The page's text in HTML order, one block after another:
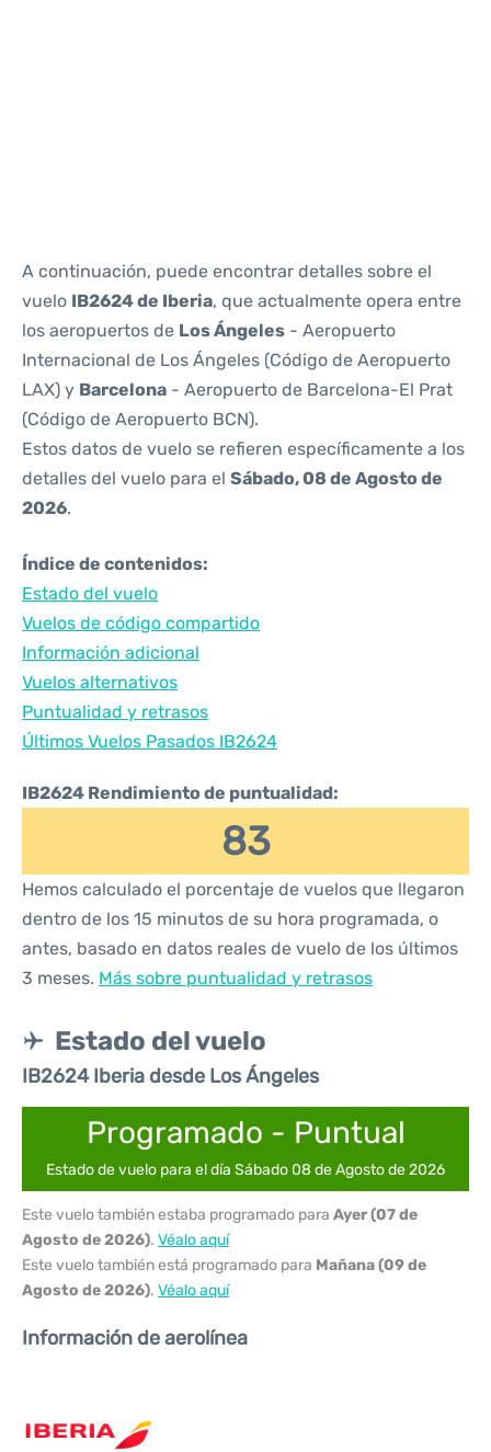
A continuación, puede encontrar detalles sobre el
vuelo IB2624 de Iberia, que actualmente opera entre
los aeropuertos de Los Ángeles - Aeropuerto
Internacional de Los Ángeles (Código de Aeropuerto
LAX) y Barcelona - Aeropuerto de Barcelona-El Prat
(Código de Aeropuerto BCN).
Estos datos de vuelo se refieren específicamente a los
detalles del vuelo para el Sábado, 08 de Agosto de
2026.
Índice de contenidos:
Estado del vuelo
Vuelos de código compartido
Información adicional
Vuelos alternativos
Puntualidad y retrasos
Últimos Vuelos Pasados IB2624
IB2624 Rendimiento de puntualidad:
83
Hemos calculado el porcentaje de vuelos que llegaron
dentro de los 15 minutos de su hora programada, o
antes, basado en datos reales de vuelo de los últimos
3 meses. Más sobre puntualidad y retrasos
Estado del vuelo
IB2624 Iberia desde Los Ángeles
Programado - Puntual
Estado de vuelo para el día Sábado 08 de Agosto de 2026
Este vuelo también estaba programado para Ayer (07 de
Agosto de 2026). Véalo aquí
Este vuelo también está programado para Mañana (09 de
Agosto de 2026). Véalo aquí
Información de aerolínea